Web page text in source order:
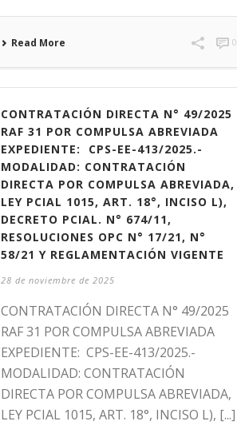
Read More 0
CONTRATACIÓN DIRECTA N° 49/2025
RAF 31 POR COMPULSA ABREVIADA
EXPEDIENTE: CPS-EE-413/2025.-
MODALIDAD: CONTRATACIÓN
DIRECTA POR COMPULSA ABREVIADA,
LEY PCIAL 1015, ART. 18°, INCISO L),
DECRETO PCIAL. N° 674/11,
RESOLUCIONES OPC N° 17/21, N°
58/21 Y REGLAMENTACIÓN VIGENTE
28 de noviembre de 2025
CONTRATACIÓN DIRECTA N° 49/2025
RAF 31 POR COMPULSA ABREVIADA
EXPEDIENTE: CPS-EE-413/2025.-
MODALIDAD: CONTRATACIÓN
DIRECTA POR COMPULSA ABREVIADA,
LEY PCIAL 1015, ART. 18°, INCISO L), [...]